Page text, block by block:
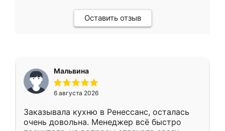
Оставить отзыв
Мальвина
6 августа 2026
Заказывала кухню в Ренессанс, осталась
очень довольна. Менеджер всё быстро